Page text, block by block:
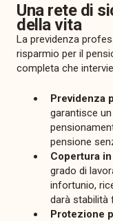
Una rete di
della vita
La previdenza
risparmio per il
completa che
Previdenza
garantisce
pensione
Copertura
grado di
infortunio,
darà stabilità
Protezione